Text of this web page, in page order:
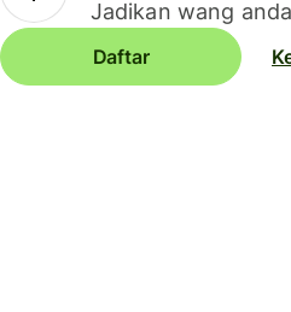
Jadikan wang
Daftar